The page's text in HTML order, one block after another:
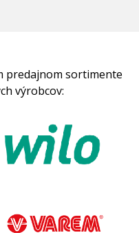
predajnom sortimente
výrobcov: